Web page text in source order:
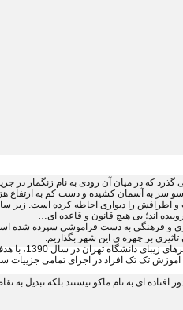
گذرد که در میان آن رودی به نام زنگمار
سر به آسمان کشیده و دست کم به
را دیواری احاطه کرده است. زیر
اند؛ بی هیچ قانون و قاعده ای…
بر چهره ی این شهر بگذاریم.
ما –رضا
آموزش تک تک افراد در اجرای تمامی
افتاده ای به نام ماکو نیستند بلکه